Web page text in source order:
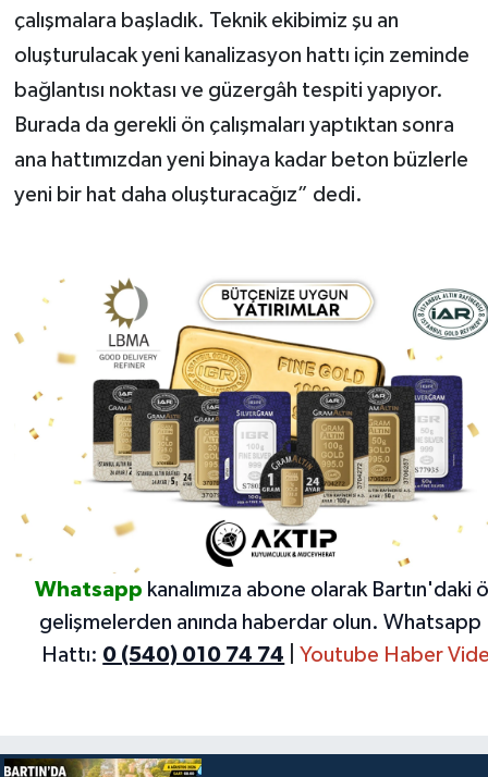
çalışmalara başladık. Teknik ekibimiz şu an
oluşturulacak yeni kanalizasyon hattı için zeminde
bağlantısı noktası ve güzergâh tespiti yapıyor.
Burada da gerekli ön çalışmaları yaptıktan sonra
ana hattımızdan yeni binaya kadar beton büzlerle
yeni bir hat daha oluşturacağız” dedi.
Whatsapp kanalımıza abone olarak Bartın'daki
gelişmelerden anında haberdar olun. Whatsapp
Hattı: 0 (540) 010 74 74 Youtube Haber